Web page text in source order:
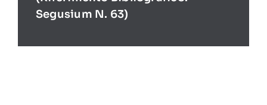
Segusium N. 63)